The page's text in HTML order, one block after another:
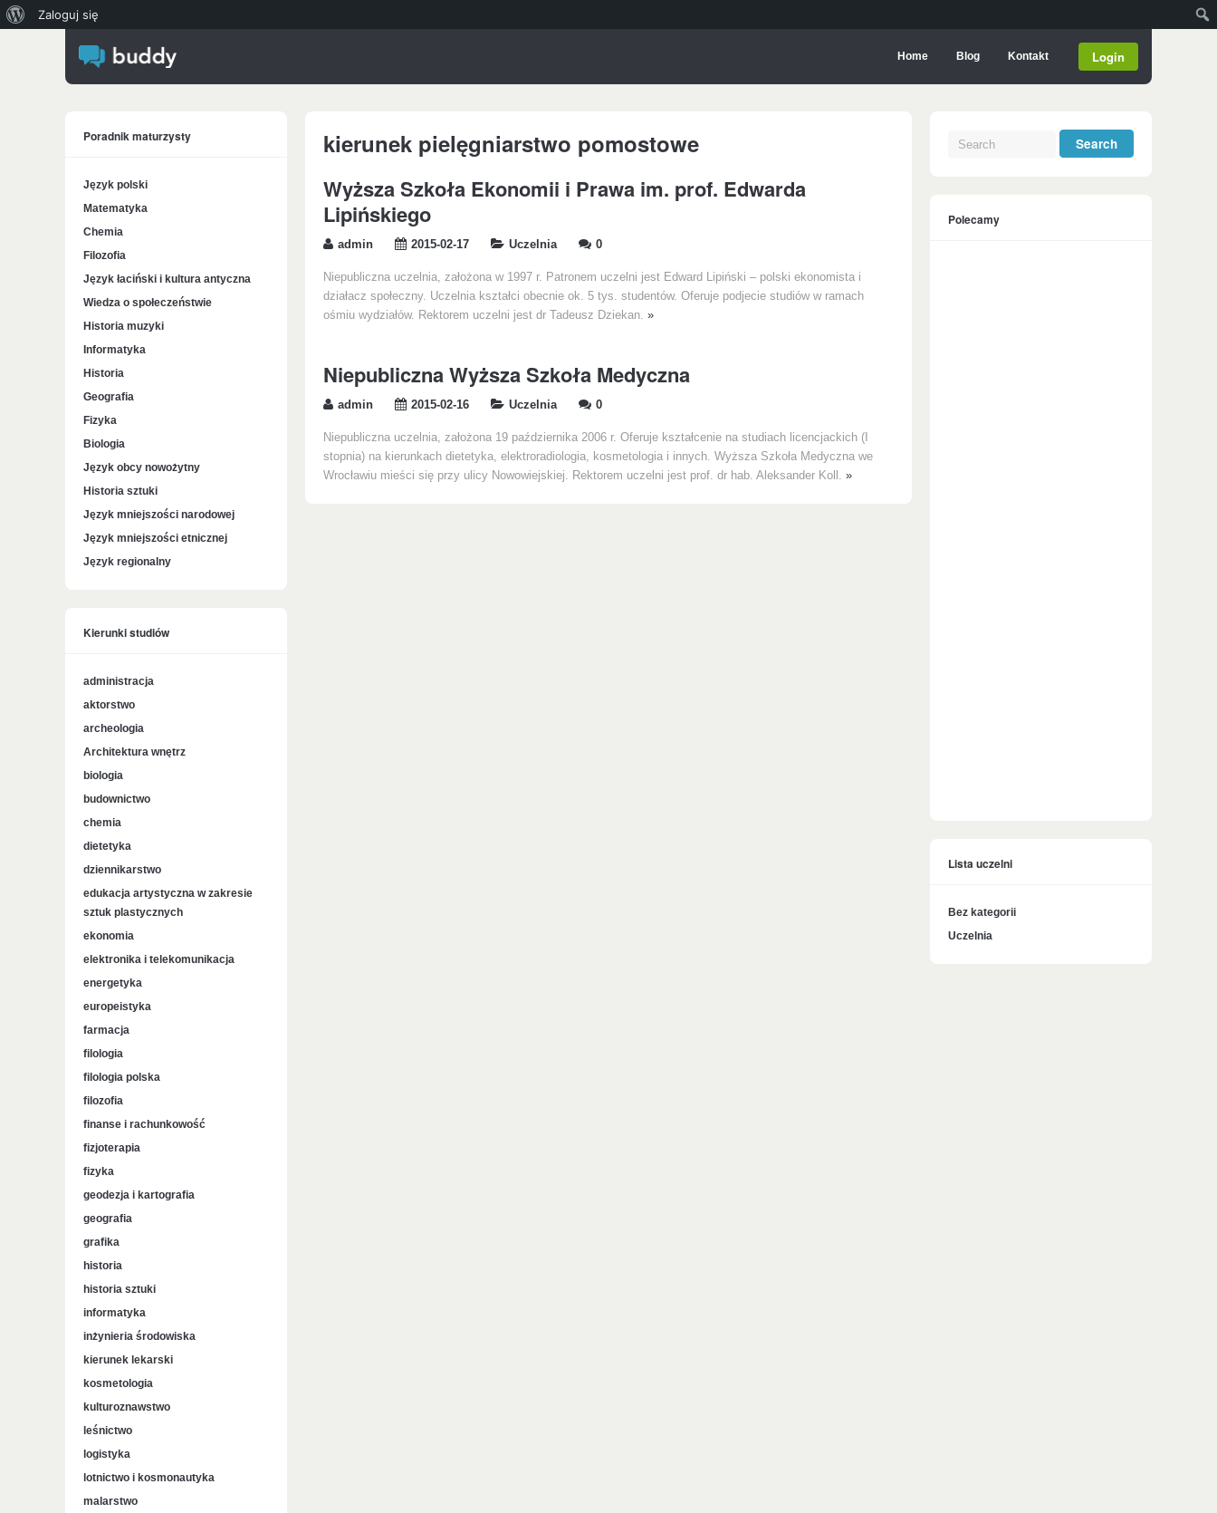
Home Blog Kontakt Login
kierunek pielęgniarstwo pomostowe
Wyższa Szkoła Ekonomii i Prawa im. prof. Edwarda
Lipińskiego
admin 2015-02-17 Uczelnia 0
Niepubliczna uczelnia, założona w 1997 r. Patronem uczelni jest Edward Lipiński – polski ekonomista i
działacz społeczny. Uczelnia kształci obecnie ok. 5 tys. studentów. Oferuje podjecie studiów w ramach
ośmiu wydziałów. Rektorem uczelni jest dr Tadeusz Dziekan. »
Niepubliczna Wyższa Szkoła Medyczna
admin 2015-02-16 Uczelnia 0
Niepubliczna uczelnia, założona 19 października 2006 r. Oferuje kształcenie na studiach licencjackich (I
stopnia) na kierunkach dietetyka, elektroradiologia, kosmetologia i innych. Wyższa Szkoła Medyczna we
Wrocławiu mieści się przy ulicy Nowowiejskiej. Rektorem uczelni jest prof. dr hab. Aleksander Koll. »
Poradnik maturzysty
Język polski
Matematyka
Chemia
Filozofia
Język łaciński i kultura antyczna
Wiedza o społeczeństwie
Historia muzyki
Informatyka
Historia
Geografia
Fizyka
Biologia
Język obcy nowożytny
Historia sztuki
Język mniejszości narodowej
Język mniejszości etnicznej
Język regionalny
Kierunki studiów
administracja
aktorstwo
archeologia
Architektura wnętrz
biologia
budownictwo
chemia
dietetyka
dziennikarstwo
edukacja artystyczna w zakresie
sztuk plastycznych
ekonomia
elektronika i telekomunikacja
energetyka
europeistyka
farmacja
filologia
filologia polska
filozofia
finanse i rachunkowość
fizjoterapia
fizyka
geodezja i kartografia
geografia
grafika
historia
historia sztuki
informatyka
inżynieria środowiska
kierunek lekarski
kosmetologia
kulturoznawstwo
leśnictwo
logistyka
lotnictwo i kosmonautyka
malarstwo
Polecamy
Lista uczelni
Bez kategorii
Uczelnia
WordPressie
Zaloguj się